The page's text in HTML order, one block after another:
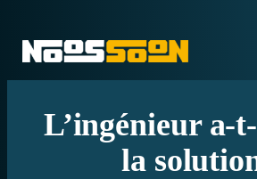
contenu
L’ingénieur a-
la